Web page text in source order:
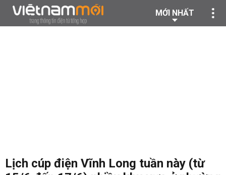
MỚI NHẤT
Lịch cúp điện Vĩnh Long tuần này (từ